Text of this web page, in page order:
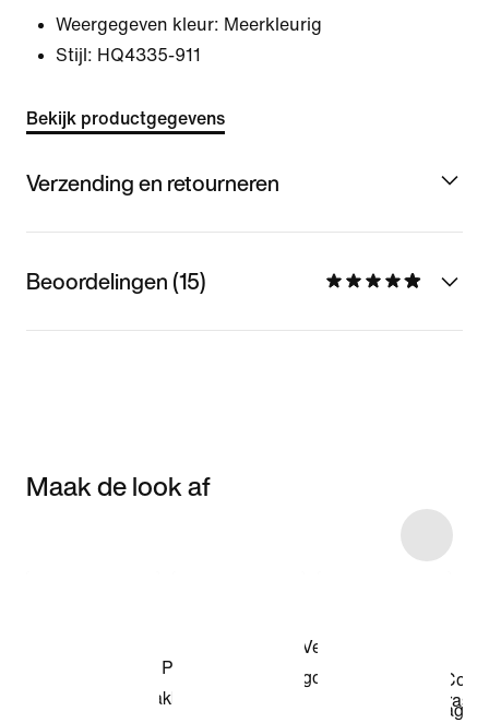
Weergegeven kleur: Meerkleurig
Stijl: HQ4335-911
Bekijk productgegevens
Verzending en retourneren
Beoordelingen (15)
Maak de look af